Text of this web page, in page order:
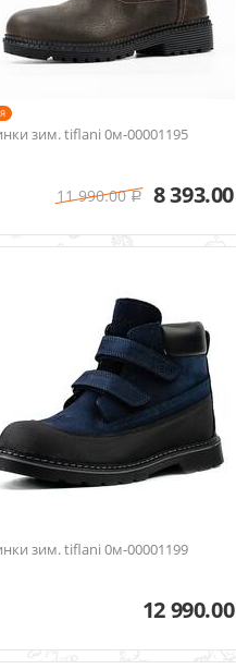
зим. tiflani 0м-00001195
11 990.00 Р 8 393.00
зим. tiflani 0м-00001199
12 990.00